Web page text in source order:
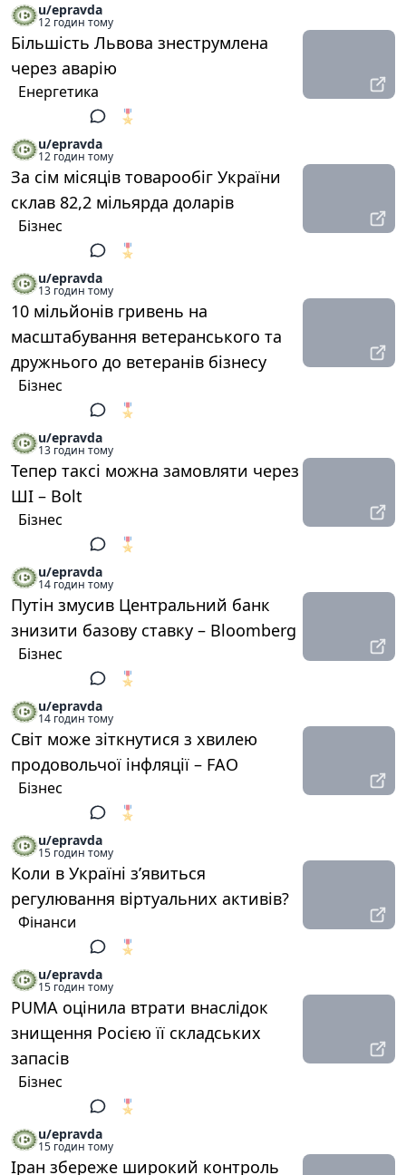
u/epravda
12 годин тому
Більшість Львова знеструмлена
через аварію
Енергетика
🎖️
u/epravda
12 годин тому
За сім місяців товарообіг України
склав 82,2 мільярда доларів
Бізнес
🎖️
u/epravda
13 годин тому
10 мільйонів гривень на
масштабування ветеранського та
дружнього до ветеранів бізнесу
Бізнес
🎖️
u/epravda
13 годин тому
Тепер таксі можна замовляти через
ШІ – Bolt
Бізнес
🎖️
u/epravda
14 годин тому
Путін змусив Центральний банк
знизити базову ставку – Bloomberg
Бізнес
🎖️
u/epravda
14 годин тому
Світ може зіткнутися з хвилею
продовольчої інфляції – FAO
Бізнес
🎖️
u/epravda
15 годин тому
Коли в Україні з’явиться
регулювання віртуальних активів?
Фінанси
🎖️
u/epravda
15 годин тому
PUMA оцінила втрати внаслідок
знищення Росією її складських
запасів
Бізнес
🎖️
u/epravda
15 годин тому
Іран збереже широкий контроль